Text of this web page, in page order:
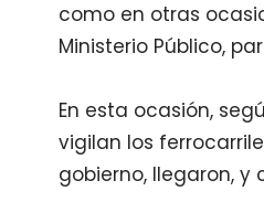
como en otras
Ministerio Público,
En esta ocasión,
vigilan los
gobierno, llegaron,